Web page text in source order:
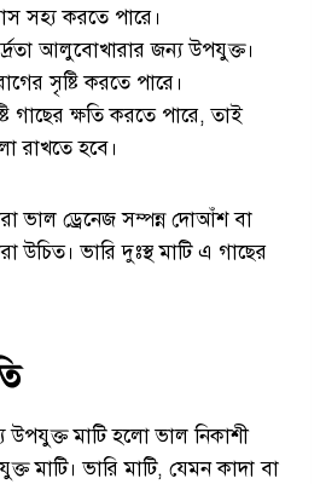
সহ্য করতে পারে।
আলুবোখারার জন্য উপযুক্ত।
সৃষ্টি করতে পারে।
গাছের ক্ষতি করতে পারে, তাই
রাখতে হবে।
ভাল ড্রেনেজ সম্পন্ন দোআঁশ বা
উচিত। ভারি দুঃস্থ মাটি এ গাছের
মাটি হলো ভাল নিকাশী
মাটি। ভারি মাটি, যেমন কাদা বা